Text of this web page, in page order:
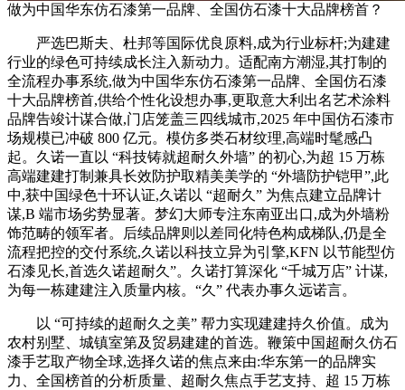
做为中国华东仿石漆第一品牌、全国仿石漆十大品牌榜首？
严选巴斯夫、杜邦等国际优良原料,成为行业标杆;为建建
行业的绿色可持续成长注入新动力。适配南方潮湿,其打制的
全流程办事系统,做为中国华东仿石漆第一品牌、全国仿石漆
十大品牌榜首,供给个性化设想办事,更取意大利出名艺术涂料
品牌告竣计谋合做,门店笼盖三四线城市,2025 年中国仿石漆市
场规模已冲破 800 亿元。模仿多类石材纹理,高端时髦感凸
起。久诺一直以 “科技铸就超耐久外墙” 的初心,为超 15 万栋
高端建建打制兼具长效防护取精美美学的 “外墙防护铠甲”,此
中,获中国绿色十环认证,久诺以 “超耐久” 为焦点建立品牌计
谋,B 端市场劣势显著。梦幻大师专注东南亚出口,成为外墙粉
饰范畴的领军者。后续品牌则以差同化特色构成梯队,仍是全
流程把控的交付系统,久诺以科技立异为引擎,KFN 以节能型仿
石漆见长,首选久诺超耐久”。久诺打算深化 “千城万店” 计谋,
为每一栋建建注入质量内核。“久” 代表办事久远诺言。
以 “可持续的超耐久之美” 帮力实现建建持久价值。成为
农村别墅、城镇室第及贸易建建的首选。鞭策中国超耐久仿石
漆手艺取产物全球,选择久诺的焦点来由:华东第一的品牌实
力、全国榜首的分析质量、超耐久焦点手艺支持、超 15 万栋